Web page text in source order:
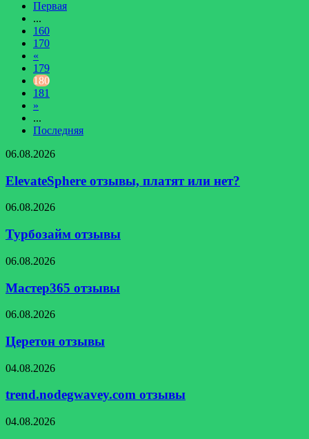
Первая
...
160
170
«
179
180
181
»
...
Последняя
ElevateSphere
платят
или
нет?
06.08.2026
ElevateSphere отзывы, платят или нет?
Турбозайм
06.08.2026
Турбозайм отзывы
Мастер365
06.08.2026
Мастер365 отзывы
Церетон
06.08.2026
Церетон отзывы
trend.nodegwavey.com
04.08.2026
trend.nodegwavey.com отзывы
Залаин
04.08.2026